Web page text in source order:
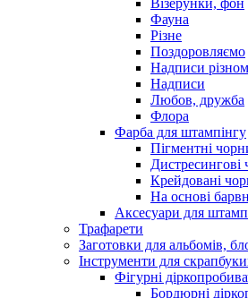
Фауна
Різне
Поздоровляємо
Надписи
Надписи
Любов, дружба
Флора
Фарба для штампінгу
Пігментні
Дистресингові
Крейдовані
На основі
Аксесуари для
Трафарети
Заготовки для альбомів,
Інструменти для
Фігурні
Бордюрні